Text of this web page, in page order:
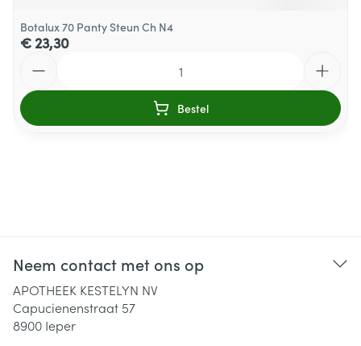
Botalux 70 Panty Steun Ch N4
€ 23,30
Bestel
Neem contact met ons op
APOTHEEK KESTELYN NV
Capucienenstraat 57
8900 Ieper